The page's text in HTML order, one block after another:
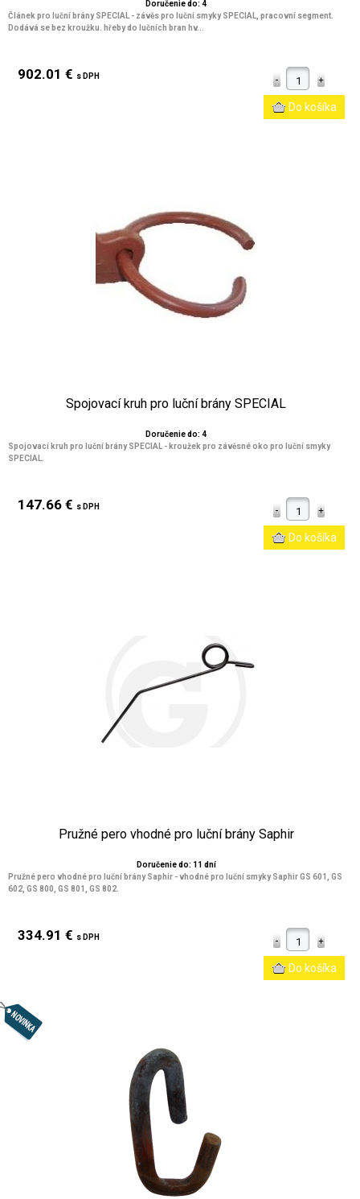
Doručenie do: 4
Článek pro luční brány SPECIAL - závěs pro luční smyky SPECIAL, pracovní segment.
Dodává se bez kroužku. hřeby do lučních bran hv...
902.01 € s DPH
Spojovací kruh pro luční brány SPECIAL
Doručenie do: 4
Spojovací kruh pro luční brány SPECIAL - kroužek pro závěsné oko pro luční smyky
SPECIAL.
147.66 € s DPH
Pružné pero vhodné pro luční brány Saphir
Doručenie do: 11 dní
Pružné pero vhodné pro luční brány Saphir - vhodné pro luční smyky Saphir GS 601, GS
602, GS 800, GS 801, GS 802.
334.91 € s DPH